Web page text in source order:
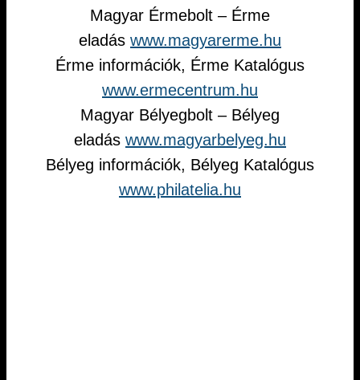
Magyar Érmebolt – Érme
eladás www.magyarerme.hu
Érme információk, Érme Katalógus
www.ermecentrum.hu
Magyar Bélyegbolt – Bélyeg
eladás www.magyarbelyeg.hu
Bélyeg információk, Bélyeg Katalógus
www.philatelia.hu